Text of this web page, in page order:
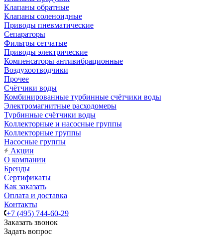
Клапаны обратные
Клапаны соленоидные
Приводы пневматические
Сепараторы
Фильтры сетчатые
Приводы электрические
Компенсаторы антивибрационные
Воздухоотводчики
Прочее
Счётчики воды
Комбинированные турбинные счётчики воды
Электромагнитные расходомеры
Турбинные счётчики воды
Коллекторные и насосные группы
Коллекторные группы
Насосные группы
Акции
О компании
Бренды
Сертификаты
Как заказать
Оплата и доставка
Контакты
+7 (495) 744-60-29
Заказать звонок
Задать вопрос